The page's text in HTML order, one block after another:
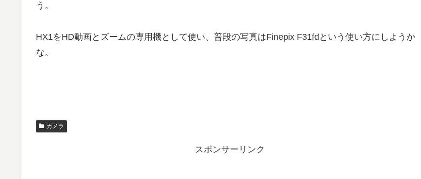
う。
HX1をHD動画とズームの専用機として使い、普段の写真はFinepix F31fdという使い方にしようか
な。
カメラ
スポンサーリンク